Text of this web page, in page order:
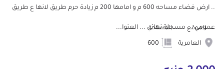
.. ارض فضاء مساحه 600 م و امامها 200 م زيادة حرم طريق لانها ع طريق
عمومي ... مسجلة نهائي ... العنوا...
الموقع
العامرية
المساحة